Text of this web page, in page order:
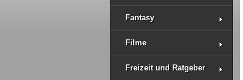
Fantasy
Filme
Freizeit und Ratgeber